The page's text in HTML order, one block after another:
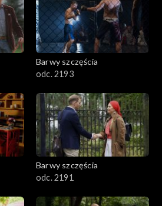
Barwy szczęścia
odc. 2193
Barwy szczęścia
odc. 2191